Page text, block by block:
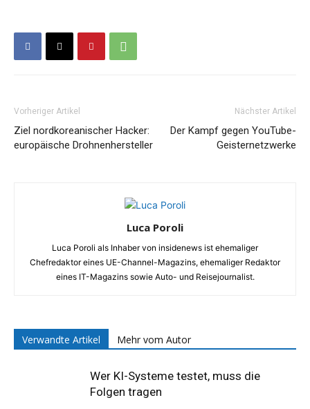
Vorheriger Artikel
Ziel nordkoreanischer Hacker:
europäische Drohnenhersteller
Nächster Artikel
Der Kampf gegen YouTube-
Geisternetzwerke
Luca Poroli
Luca Poroli als Inhaber von insidenews ist ehemaliger
Chefredaktor eines UE-Channel-Magazins, ehemaliger Redaktor
eines IT-Magazins sowie Auto- und Reisejournalist.
Verwandte Artikel Mehr vom Autor
Wer KI-Systeme testet, muss die
Folgen tragen